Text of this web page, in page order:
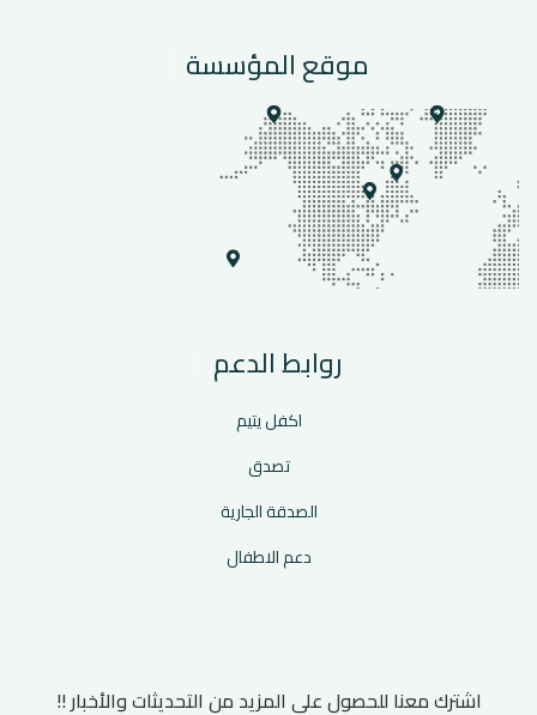
موقع المؤسسة
روابط الدعم
اكفل يتيم
تصدق
الصدقة الجارية
دعم الاطفال
اشترك معنا للحصول على المزيد من التحديثات والأخبار !!